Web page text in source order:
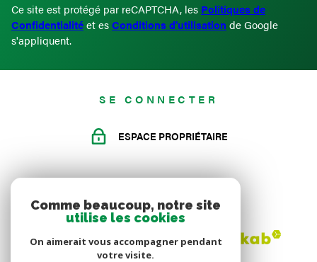
Ce site est protégé par reCAPTCHA, les Politiques de
Confidentialitéet esConditions d'utilisation de Google
s'appliquent.
SE CONNECTER
ESPACE PROPRIÉTAIRE
Comme beaucoup, notre site
utilise les cookies
On aimerait vous accompagner pendant
votre visite.